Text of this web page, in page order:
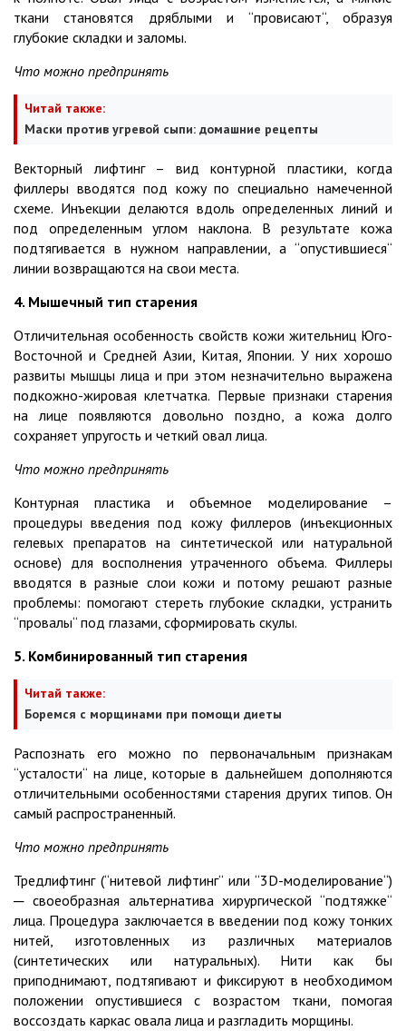
ткани становятся дряблыми и “провисают“, образуя
глубокие складки и заломы.
Что можно предпринять
Читай также:
Маски против угревой сыпи: домашние рецепты
Векторный лифтинг – вид контурной пластики, когда
филлеры вводятся под кожу по специально намеченной
схеме. Инъекции делаются вдоль определенных линий и
под определенным углом наклона. В результате кожа
подтягивается в нужном направлении, а “опустившиеся“
линии возвращаются на свои места.
4. Мышечный тип старения
Отличительная особенность свойств кожи жительниц Юго-
Восточной и Средней Азии, Китая, Японии. У них хорошо
развиты мышцы лица и при этом незначительно выражена
подкожно-жировая клетчатка. Первые признаки старения
на лице появляются довольно поздно, а кожа долго
сохраняет упругость и четкий овал лица.
Что можно предпринять
Контурная пластика и объемное моделирование –
процедуры введения под кожу филлеров (инъекционных
гелевых препаратов на синтетической или натуральной
основе) для восполнения утраченного объема. Филлеры
вводятся в разные слои кожи и потому решают разные
проблемы: помогают стереть глубокие складки, устранить
“провалы“ под глазами, сформировать скулы.
5. Комбинированный тип старения
Читай также:
Боремся с морщинами при помощи диеты
Распознать его можно по первоначальным признакам
“усталости“ на лице, которые в дальнейшем дополняются
отличительными особенностями старения других типов. Он
самый распространенный.
Что можно предпринять
Тредлифтинг (“нитевой лифтинг“ или “3D-моделирование“)
─ своеобразная альтернатива хирургической “подтяжке“
лица. Процедура заключается в введении под кожу тонких
нитей, изготовленных из различных материалов
(синтетических или натуральных). Нити как бы
приподнимают, подтягивают и фиксируют в необходимом
положении опустившиеся с возрастом ткани, помогая
воссоздать каркас овала лица и разгладить морщины.